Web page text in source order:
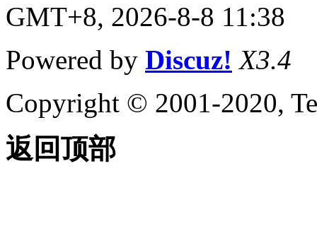
GMT+8, 2026-8-8 11:38
Powered by Discuz! X3.4
Copyright © 2001-2020,
返回顶部